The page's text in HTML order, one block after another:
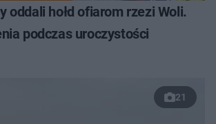
oddali hołd ofiarom rzezi Woli.
podczas uroczystości
21